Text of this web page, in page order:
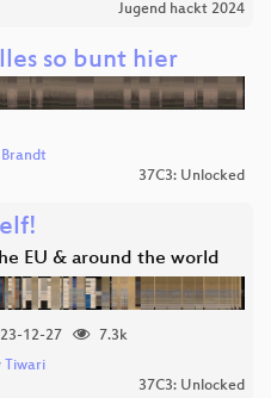
Jugend hackt 2024
so bunt hier
Brandt
37C3: Unlocked
EU & around the world
12-27
7.3k
Tiwari
37C3: Unlocked